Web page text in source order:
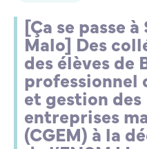
[Ça se passe
Malo] Des
des élèves de
professionnel
et gestion des
entreprises
(CGEM) à la